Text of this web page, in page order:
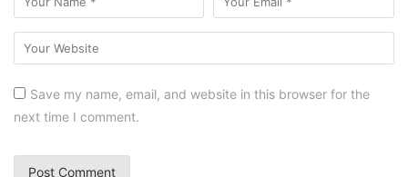
Save my name, email, and website in this browser for the
next time I comment.